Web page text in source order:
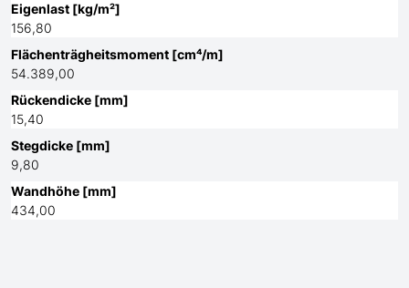
Eigenlast [kg/m²]
156,80
Flächenträgheitsmoment [cm⁴/m]
54.389,00
Rückendicke [mm]
15,40
Stegdicke [mm]
9,80
Wandhöhe [mm]
434,00